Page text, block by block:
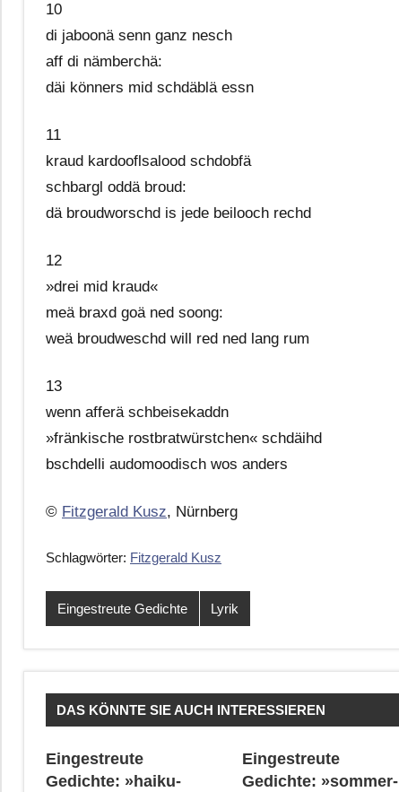
10
di jaboonä senn ganz nesch
aff di nämberchä:
däi könners mid schdäblä essn
11
kraud kardooflsalood schdobfä
schbargl oddä broud:
dä broudworschd is jede beilooch rechd
12
»drei mid kraud«
meä braxd goä ned soong:
weä broudweschd will red ned lang rum
13
wenn afferä schbeisekaddn
»fränkische rostbratwürstchen« schdäihd
bschdelli audomoodisch wos anders
© Fitzgerald Kusz, Nürnberg
Schlagwörter: Fitzgerald Kusz
Eingestreute Gedichte Lyrik
DAS KÖNNTE SIE AUCH INTERESSIEREN
Eingestreute
Gedichte: »haiku-
Eingestreute
Gedichte: »sommer-